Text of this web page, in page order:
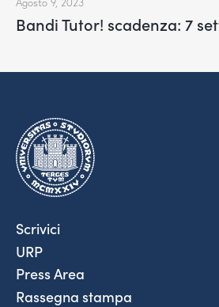
Bandi Tutor! scadenza: 7
Scrivici
URP
Press Area
Rassegna stampa